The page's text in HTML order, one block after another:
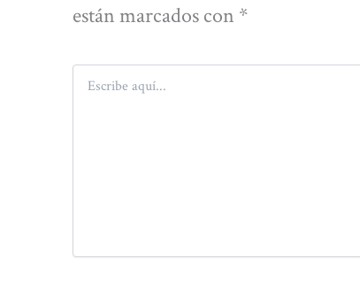
están marcados con *
Escribe
aquí...